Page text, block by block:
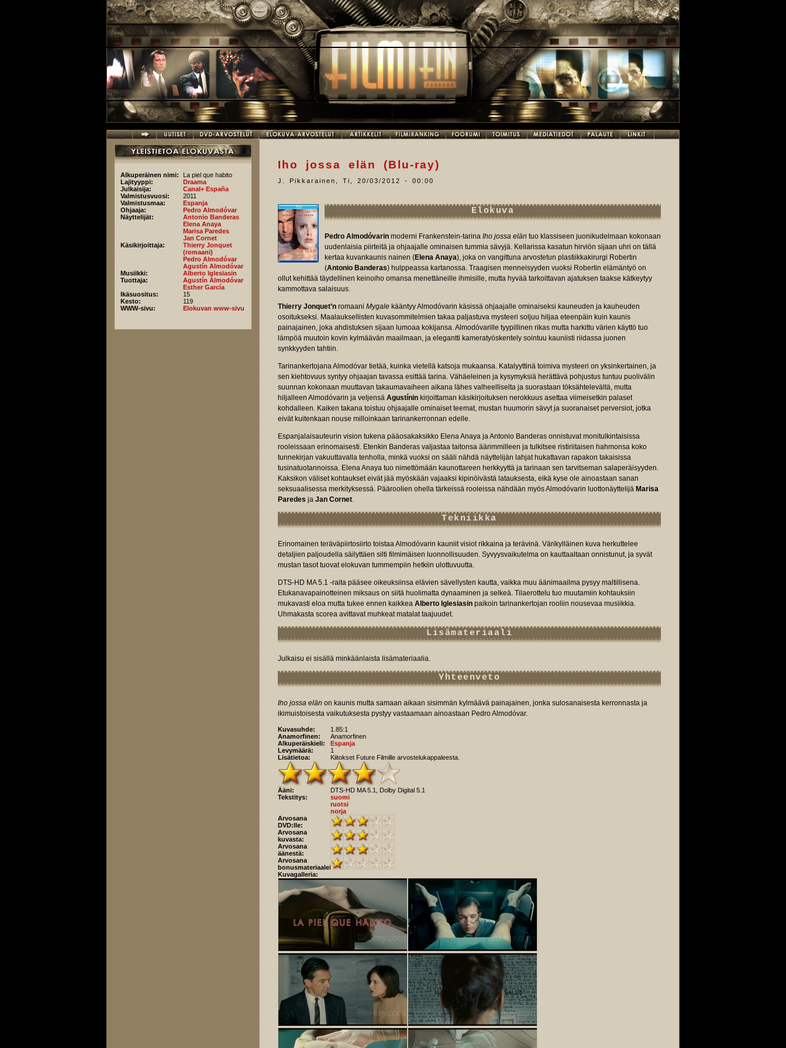
Alkuperäinen nimi:
La piel que habito
Lajityyppi:
Draama
Julkaisija:
Canal+ España
Valmistusvuosi:
2011
Valmistusmaa:
Espanja
Ohjaaja:
Pedro Almodóvar
Näyttelijät:
Antonio Banderas
Elena Anaya
Marisa Paredes
Jan Cornet
Käsikirjoittaja:
Thierry Jonquet
(romaani)
Pedro Almodóvar
Agustín Almodóvar
Musiikki:
Alberto Iglesiasin
Tuottaja:
Agustín Almodóvar
Esther García
Ikäsuositus:
15
Kesto:
119
WWW-sivu:
Elokuvan www-sivu
Iho jossa elän (Blu-ray)
J. Pikkarainen Ti, 20/03/2012 - 00:00
Elokuva
Pedro Almodóvarin moderni Frankenstein-tarina Iho jossa elän tuo klassiseen juonikudelmaan kokonaan
uudenlaisia piirteitä ja ohjaajalle ominaisen tummia sävyjä. Kellarissa kasatun hirviön sijaan uhri on tällä
kertaa kuvankaunis nainen (Elena Anaya), joka on vangittuna arvostetun plastiikkakirurgi Robertin
(Antonio Banderas) hulppeassa kartanossa. Traagisen menneisyyden vuoksi Robertin elämäntyö on
ollut kehittää täydellinen keinoiho omansa menettäneille ihmisille, mutta hyvää tarkoittavan ajatuksen taakse kätkeytyy
kammottava salaisuus.
Thierry Jonquet’n romaani Mygale kääntyy Almodóvarin käsissä ohjaajalle ominaiseksi kauneuden ja kauheuden
osoitukseksi. Maalauksellisten kuvasommitelmien takaa paljastuva mysteeri soljuu hiljaa eteenpäin kuin kaunis
painajainen, joka ahdistuksen sijaan lumoaa kokijansa. Almodóvarille tyypillinen rikas mutta harkittu värien käyttö tuo
lämpöä muutoin kovin kylmäävän maailmaan, ja elegantti kameratyöskentely sointuu kauniisti riidassa juonen
synkkyyden tahtiin.
Tarinankertojana Almodóvar tietää, kuinka vietellä katsoja mukaansa. Katalyyttinä toimiva mysteeri on yksinkertainen, ja
sen kiehtovuus syntyy ohjaajan tavassa esittää tarina. Vähäeleinen ja kysymyksiä herättävä pohjustus tuntuu puolivälin
suunnan kokonaan muuttavan takaumavaiheen aikana lähes valheelliselta ja suorastaan töksähtelevältä, mutta
hiljalleen Almodóvarin ja veljensä Agustínin kirjoittaman käsikirjoituksen nerokkuus asettaa viimeisetkin palaset
kohdalleen. Kaiken takana toistuu ohjaajalle ominaiset teemat, mustan huumorin sävyt ja suoranaiset perversiot, jotka
eivät kuitenkaan nouse milloinkaan tarinankerronnan edelle.
Espanjalaisauteurin vision tukena pääosakaksikko Elena Anaya ja Antonio Banderas onnistuvat monitulkintaisissa
rooleissaan erinomaisesti. Etenkin Banderas valjastaa taitonsa äärimmilleen ja tulkitsee ristiriitaisen hahmonsa koko
tunnekirjan vakuuttavalla tenholla, minkä vuoksi on sääli nähdä näyttelijän lahjat hukattavan rapakon takaisissa
tusinatuotannoissa. Elena Anaya tuo nimettömään kaunottareen herkkyyttä ja tarinaan sen tarvitseman salaperäisyyden.
Kaksikon väliset kohtaukset eivät jää myöskään vajaaksi kipinöivästä latauksesta, eikä kyse ole ainoastaan sanan
seksuaalisessa merkityksessä. Pääroolien ohella tärkeissä rooleissa nähdään myös Almodóvarin luottonäyttelijä Marisa
Paredes ja Jan Cornet.
Tekniikka
Erinomainen teräväpiirtosiirto toistaa Almodóvarin kauniit visiot rikkaina ja terävinä. Värikylläinen kuva herkuttelee
detaljien paljoudella säilyttäen silti filmimäisen luonnollisuuden. Syvyysvaikutelma on kauttaaltaan onnistunut, ja syvät
mustan tasot tuovat elokuvan tummempiin hetkiin ulottuvuutta.
DTS-HD MA 5.1 -raita pääsee oikeuksiinsa elävien sävellysten kautta, vaikka muu äänimaailma pysyy maltillisena.
Etukanavapainotteinen miksaus on siitä huolimatta dynaaminen ja selkeä. Tilaerottelu tuo muutamiin kohtauksiin
mukavasti eloa mutta tukee ennen kaikkea Alberto Iglesiasin paikoin tarinankertojan rooliin nousevaa musiikkia.
Uhmakasta scorea avittavat muhkeat matalat taajuudet.
Lisämateriaali
Julkaisu ei sisällä minkäänlaista lisämateriaalia.
Yhteenveto
Iho jossa elän on kaunis mutta samaan aikaan sisimmän kylmäävä painajainen, jonka sulosanaisesta kerronnasta ja
ikimuistoisesta vaikutuksesta pystyy vastaamaan ainoastaan Pedro Almodóvar.
Kuvasuhde:
1.85:1
Anamorfinen:
Anamorfinen
Alkuperäiskieli:
Espanja
Levymäärä:
1
Lisätietoa:
Kiitokset Future Filmille arvostelukappaleesta.
Ääni:
DTS-HD MA 5.1, Dolby Digital 5.1
Tekstitys:
suomi
ruotsi
norja
Arvosana
DVD:lle:
Arvosana
kuvasta:
Arvosana
äänestä:
Arvosana
bonusmateriaaleista:
Kuvagalleria: